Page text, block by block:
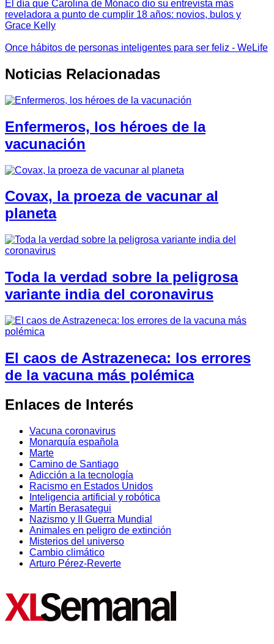
El día que Carolina de Mónaco dio su entrevista más
reveladora a punto de cumplir 18 años: novios, bulos y
Grace Kelly
Once hábitos de personas inteligentes para ser feliz - WeLife
Noticias Relacionadas
Enfermeros, los héroes de la
vacunación
Covax, la proeza de vacunar al
planeta
Toda la verdad sobre la peligrosa
variante india del coronavirus
El caos de Astrazeneca: los errores
de la vacuna más polémica
Enlaces de Interés
Vacuna coronavirus
Monarquía española
Marte
Camino de Santiago
Adicción a la tecnología
Racismo en Estados Unidos
Inteligencia artificial y robótica
Martín Berasategui
Nazismo y II Guerra Mundial
Animales en peligro de extinción
Misterios del universo
Cambio climático
Arturo Pérez-Reverte